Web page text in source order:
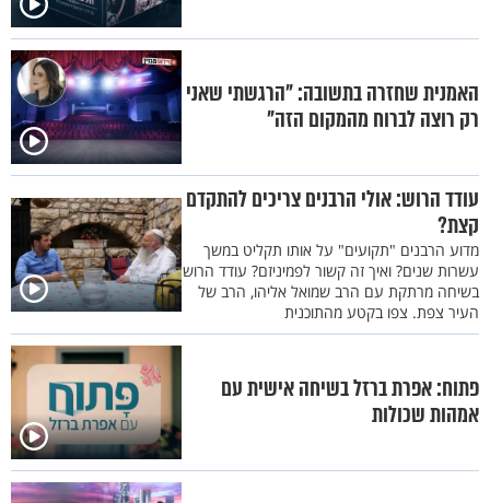
האמנית שחזרה בתשובה: "הרגשתי שאני
רק רוצה לברוח מהמקום הזה"
עודד הרוש: אולי הרבנים צריכים להתקדם
קצת?
מדוע הרבנים "תקועים" על אותו תקליט במשך
עשרות שנים? ואיך זה קשור לפמיניזם? עודד הרוש
בשיחה מרתקת עם הרב שמואל אליהו, הרב של
העיר צפת. צפו בקטע מהתוכנית
פתוח: אפרת ברזל בשיחה אישית עם
אמהות שכולות